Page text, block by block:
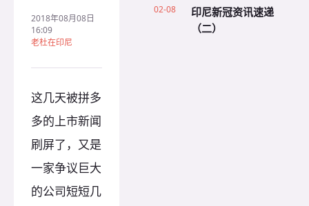
2018年08月08日
16:09
老杜在印尼
这几天被拼多
多的上市新闻
刷屏了，又是
一家争议巨大
的公司短短几
02-08
印尼新冠资讯速递
（二）